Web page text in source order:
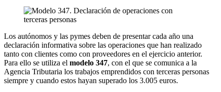
Los autónomos y las pymes deben de presentar cada año una
declaración informativa sobre las operaciones que han realizado
tanto con clientes como con proveedores en el ejercicio anterior.
Para ello se utiliza el modelo 347, con el que se comunica a la
Agencia Tributaria los trabajos emprendidos con terceras personas
siempre y cuando estos hayan superado los 3.005 euros.